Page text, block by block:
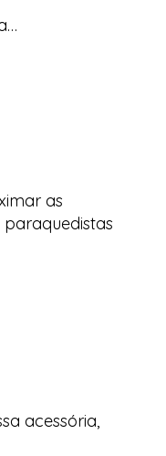
as
acessória,